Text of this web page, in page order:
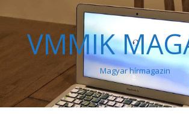
VMMIK
Magyar hírmagazin